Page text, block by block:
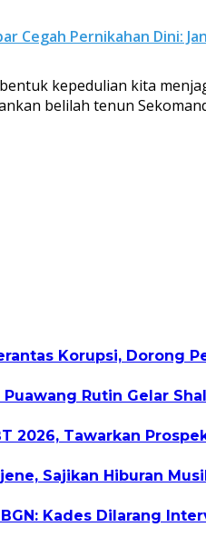
Cegah Pernikahan Dini:
kepedulian kita
belilah tenun
Korupsi, Dorong
Rutin Gelar
2026, Tawarkan
Sajikan Hiburan
Kades Dilarang